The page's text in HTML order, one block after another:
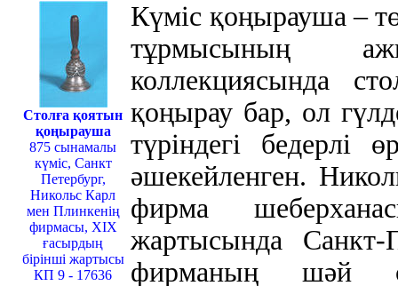
Столға қоятын
қоңырауша
875 сынамалы
күміс, Санкт
Петербург,
Никольс Карл
мен Плинкенің
фирмасы, ХІХ
ғасырдың
бірінші жартысы
КП 9 - 17636
Күміс қоңырауша –
тұрмысының
коллекциясында
қоңырау бар, ол
түріндегі бедерлі
әшекейленген.
фирма
жартысында Санкт-
фирманың шәй